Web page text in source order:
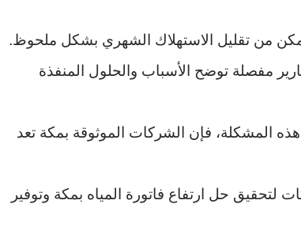
من تقليل الاستهلاك الشهري بشكل ملحوظ.
مفصلة توضح الأسباب والحلول المنفذة
المشكلة، فإن الشركات الموثوقة بمكة تعد
لتحقيق حل ارتفاع فاتورة المياه بمكة وتوفير